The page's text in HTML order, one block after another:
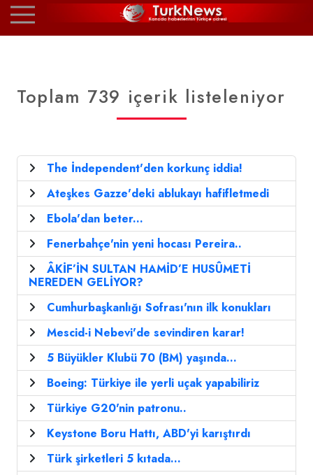
Toplam 739 içerik listeleniyor
The İndependent'den korkunç iddia!
Ateşkes Gazze'deki ablukayı hafifletmedi
Ebola'dan beter...
Fenerbahçe'nin yeni hocası Pereira..
ÂKİF’İN SULTAN HAMİD’E HUSÛMETİ
NEREDEN GELİYOR?
Cumhurbaşkanlığı Sofrası'nın ilk konukları
Mescid-i Nebevi'de sevindiren karar!
5 Büyükler Klubü 70 (BM) yaşında...
Boeing: Türkiye ile yerli uçak yapabiliriz
Türkiye G20'nin patronu..
Keystone Boru Hattı, ABD'yi karıştırdı
Türk şirketleri 5 kıtada...